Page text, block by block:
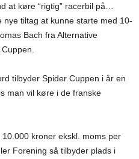
at køre “rigtig” racerbil på…
tiltag at kunne starte med 10-
Bach fra Alternative
tilbyder Spider Cuppen i år en
man vil køre i de franske
kroner ekskl. moms per
Forening så tilbyder plads i